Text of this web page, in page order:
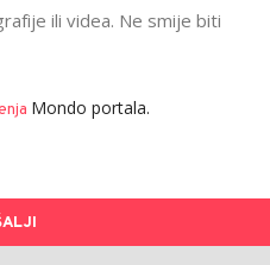
ili videa. Ne smije biti
Mondo portala.